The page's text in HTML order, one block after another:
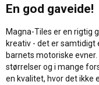
En god gaveide!
Magna-Tiles er en rigtig
kreativ - det er
barnets motoriske
størrelser og i mange
en kvalitet, hvor det ikke